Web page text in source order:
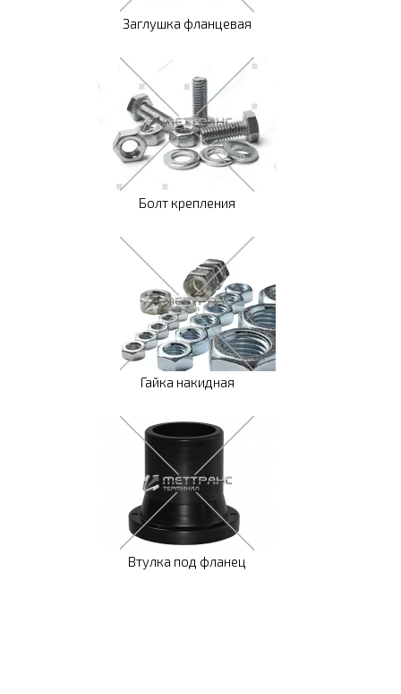
Заглушка фланцевая
Болт крепления
Гайка накидная
Втулка под фланец